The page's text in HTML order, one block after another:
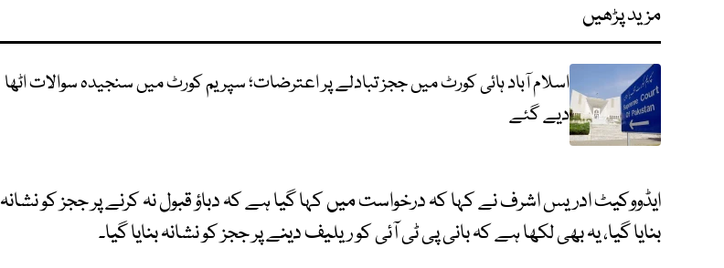
مزید پڑھیں
اسلام آباد ہائی کورٹ میں ججز تبادلے پر اعترضات؛ سپریم کورٹ میں سنجیدہ سوالات اٹھا
دیے گئے
ایڈووکیٹ ادریس اشرف نے کہا کہ درخواست میں کہا گیا ہے کہ دباؤ قبول نہ کرنے پر ججز کو نشانہ
بنایا گیا، یہ بھی لکھا ہے کہ بانی پی ٹی آئی کو ریلیف دینے پر ججز کو نشانہ بنایا گیا۔